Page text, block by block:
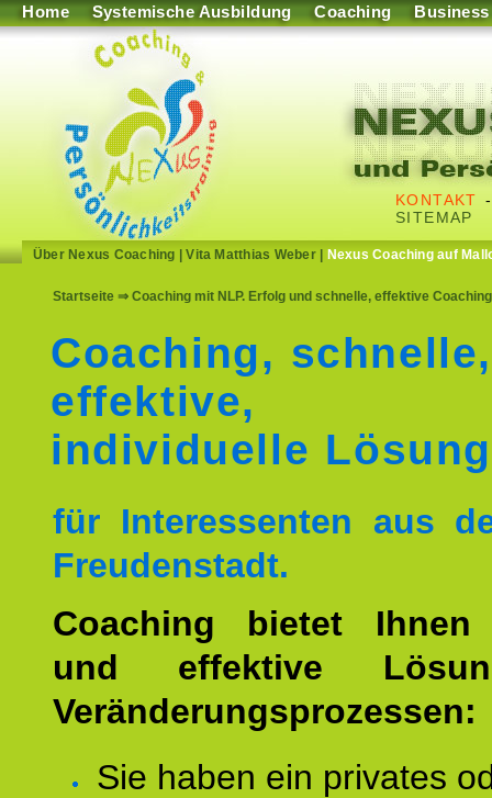
Home Systemische Ausbildung Coaching Business
KONTAKT
SITEMAP
Über Nexus Coaching |Vita Matthias Weber| Nexus Coaching auf
Startseite ⇒ Coaching mit NLP. Erfolg und schnelle, effektive
Coaching, schnelle,
effektive,
individuelle
für Interessenten aus
Freudenstadt.
Coaching bietet Ihnen
und effektive
Veränderungsprozessen:
Sie haben ein privates